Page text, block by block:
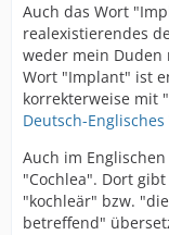
Auch das Wort
realexistierendes
weder mein Duden
Wort "Implant" ist
korrekterweise mit
Deutsch-
Auch im
"Cochlea". Dort
"kochleär" bzw.
betreffend"